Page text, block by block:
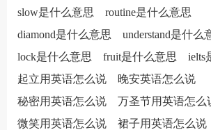
slow是什么意思
routine是什么意思
diamond是什么意思
understand是什么
lock是什么意思
fruit是什么意思
ielts
起立用英语怎么说
晚安英语怎么说
秘密用英语怎么说
万圣节用英语怎么
微笑用英语怎么说
裙子用英语怎么说